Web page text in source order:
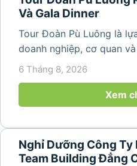
Và Gala Dinner
Tour Đoàn Pù Luông là
doanh nghiệp, cơ quan
hợp nghỉ dưỡng, tham
động gắn kết tập thể. Với
nguyên sơ, không khí...
6 Tháng 8, 2026
Xem
Nghỉ Dưỡng Công Ty
Team Building Đẳng